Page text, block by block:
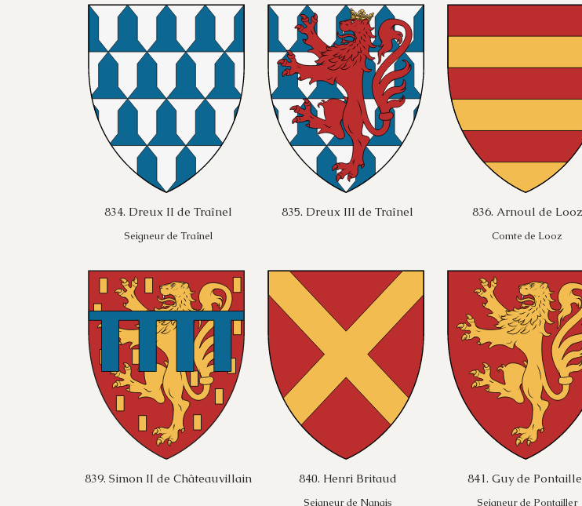
834. Dreux II de Traînel
Seigneur de Traînel
835. Dreux III de Traînel 836. Arnoul de Looz
Comte de Looz
839. Simon II de Châteauvillain 840. Henri Britaud
Seigneur de Nangis
841. Guy de
Seigneur de Pontailler